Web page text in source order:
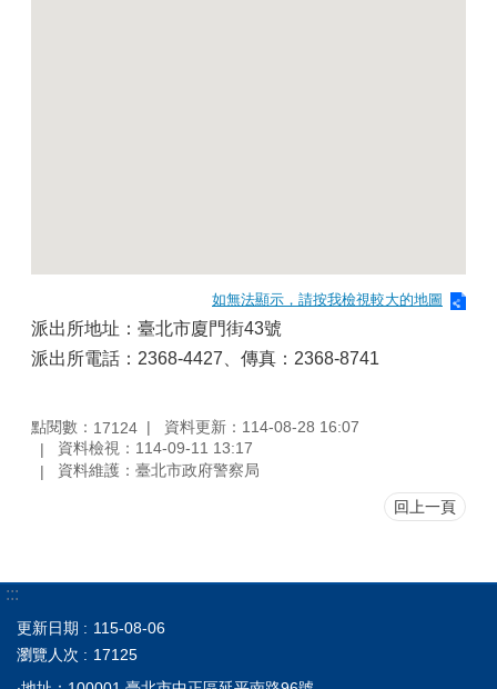
如無法顯示，請按我檢視較大的地圖
派出所地址：臺北市廈門街43號
派出所電話：2368-4427、傳真：2368-8741
點閱數： 17124
資料更新：114-08-28 16:07
資料檢視：114-09-11 13:17
資料維護：臺北市政府警察局
回上一頁
:::
更新日期
115-08-06
瀏覽人次
17125